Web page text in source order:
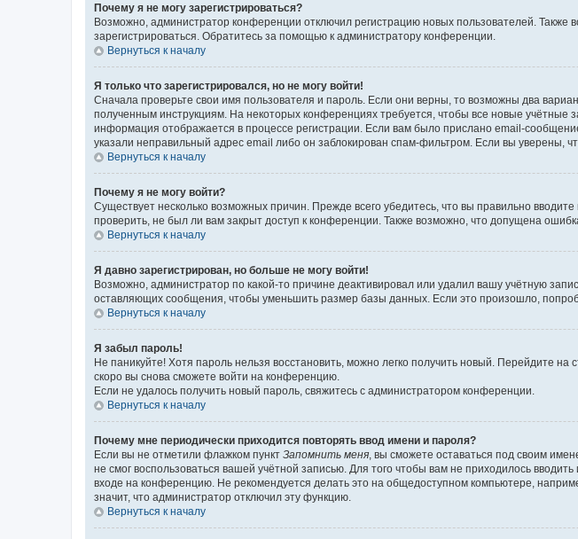
Почему я не могу зарегистрироваться?
Возможно, администратор конференции отключил регистрацию новых пользователей.
зарегистрироваться. Обратитесь за помощью к администратору конференции.
Вернуться к началу
Я только что зарегистрировался, но не могу войти!
Сначала проверьте свои имя пользователя и пароль. Если они верны, то возможны два
полученным инструкциям. На некоторых конференциях требуется, чтобы все новые
информация отображается в процессе регистрации. Если вам было прислано email-
указали неправильный адрес email либо он заблокирован спам-фильтром. Если вы уверены,
Вернуться к началу
Почему я не могу войти?
Существует несколько возможных причин. Прежде всего убедитесь, что вы правильно
проверить, не был ли вам закрыт доступ к конференции. Также возможно, что допущена
Вернуться к началу
Я давно зарегистрирован, но больше не могу войти!
Возможно, администратор по какой-то причине деактивировал или удалил вашу учётную
оставляющих сообщения, чтобы уменьшить размер базы данных. Если это произошло,
Вернуться к началу
Я забыл пароль!
Не паникуйте! Хотя пароль нельзя восстановить, можно легко получить новый. Перейдите
скоро вы снова сможете войти на конференцию.
Если не удалось получить новый пароль, свяжитесь с администратором конференции.
Вернуться к началу
Почему мне периодически приходится повторять ввод имени и пароля?
Если вы не отметили флажком пункт Запомнить меня , вы сможете оставаться под своим
не смог воспользоваться вашей учётной записью. Для того чтобы вам не приходилось
входе на конференцию. Не рекомендуется делать это на общедоступном компьютере,
значит, что администратор отключил эту функцию.
Вернуться к началу